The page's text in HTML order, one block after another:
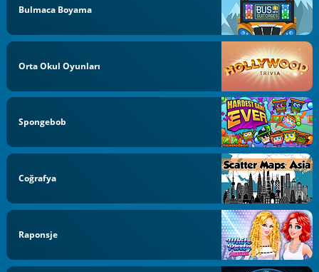
Bulmaca Boyama
Orta Okul Oyunları
Spongebob
Coğrafya
Raponsje